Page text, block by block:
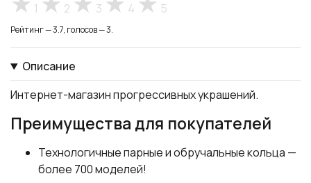
1 2 3 4 5
Рейтинг — 3.7, голосов — 3.
Описание
Интернет-магазин прогрессивных украшений.
Преимущества для покупателей
Технологичные парные и обручальные кольца —
более 700 моделей!